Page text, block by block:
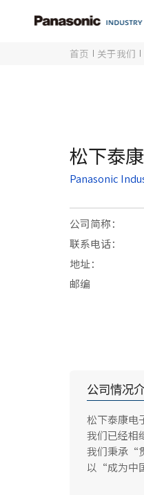
首页 关于我们
松下泰
Panasonic
公司简称：
联系电话：
地址：
邮编
公司情况
松下泰康电
我们已经相
我们秉承“
以“成为中